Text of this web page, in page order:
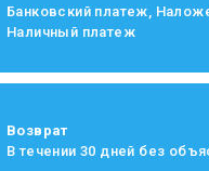
Банковский платеж,
Наличный платеж
Возврат
В течении 30 дней без